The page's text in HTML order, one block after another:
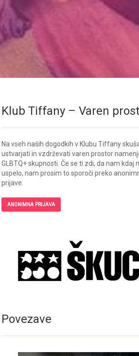
Klub Tiffany – Varen
Na vseh naših dogodkih v Klubu Tiffany
ustvarjati in vzdrževati varen prostor
GLBTQ+ skupnosti. Če se ti zdi, da nam kdaj
uspelo, nam prosim to sporoči preko
prijave.
ANONIMNA PRIJAVA
Povezave